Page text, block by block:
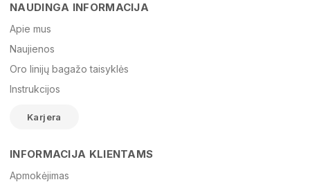
El. paštas
Žinutė
NAUDINGA INFORMACIJA
Apie mus
Naujienos
Oro linijų bagažo taisyklės
Instrukcijos
Karjera
INFORMACIJA KLIENTAMS
Apmokėjimas